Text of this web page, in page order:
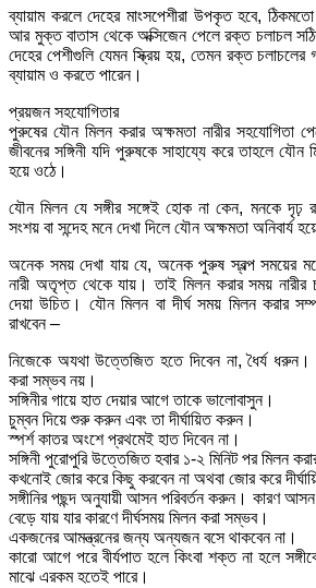
ব্যায়াম করলে দেহের মাংসপেশীরা উপকৃত হবে,
আর মুক্ত বাতাস থেকে অক্সিজেন পেলে রক্ত চলাচল
দেহের পেশীগুলি যেমন স্ক্রিয় হয়, তেমন রক্ত
ব্যায়াম ও করতে পারেন।
প্রয়জন সহযোগিতার
পুরুষের যৌন মিলন করার অক্ষমতা নারীর সহযোগিতা
জীবনের সঙ্গিনী যদি পুরুষকে সাহায্যে করে তাহলে
হয়ে ওঠে।
যৌন মিলন যে সঙ্গীর সঙ্গেই হোক না কেন, মনকে দৃঢ়
সংশয় বা সন্দেহ মনে দেখা দিলে যৌন অক্ষমতা অনিবার্য
অনেক সময় দেখা যায় যে, অনেক পুরুষ স্বল্প সময়ের
নারী অতৃপ্ত থেকে যায়। তাই মিলন করার সময় নারীর
দেয়া উচিত। যৌন মিলন বা দীর্ঘ সময় মিলন করার
রাখবেন –
নিজেকে অযথা উত্তেজিত হতে দিবেন না, ধৈর্য ধরুন।
করা সম্ভব নয়।
সঙ্গিনীর গায়ে হাত দেয়ার আগে তাকে ভালোবাসুন।
চুম্বন দিয়ে শুরু করুন এবং তা দীর্ঘায়িত করুন।
স্পর্শ কাতর অংশে প্রথমেই হাত দিবেন না।
সঙ্গিনী পুরোপুরি উত্তেজিত হবার ১-২ মিনিট পর মিলন
কখনোই জোর করে কিছু করবেন না অথবা জোর করে
সঙ্গীনির পছন্দ অনুযায়ী আসন পরিবর্তন করুন। কারণ আসন
বেড়ে যায় যার কারণে দীর্ঘসময় মিলন করা সম্ভব।
একজনের আমন্ত্রনের জন্য অন্যজন বসে থাকবেন না।
কারো আগে পরে বীর্যপাত হলে কিংবা শক্ত না হলে
মাঝে এরকম হতেই পারে।